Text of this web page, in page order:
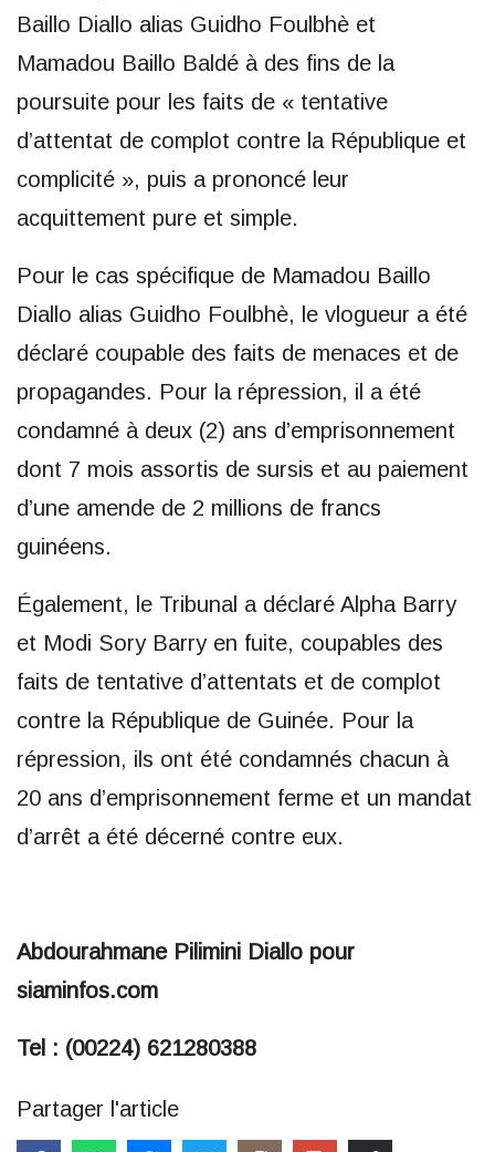
Baillo Diallo alias Guidho Foulbhè et
Mamadou Baillo Baldé à des fins de la
poursuite pour les faits de « tentative
d’attentat de complot contre la République et
complicité », puis a prononcé leur
acquittement pure et simple.
Pour le cas spécifique de Mamadou Baillo
Diallo alias Guidho Foulbhè, le vlogueur a été
déclaré coupable des faits de menaces et de
propagandes. Pour la répression, il a été
condamné à deux (2) ans d’emprisonnement
dont 7 mois assortis de sursis et au paiement
d’une amende de 2 millions de francs
guinéens.
Également, le Tribunal a déclaré Alpha Barry
et Modi Sory Barry en fuite, coupables des
faits de tentative d’attentats et de complot
contre la République de Guinée. Pour la
répression, ils ont été condamnés chacun à
20 ans d’emprisonnement ferme et un mandat
d’arrêt a été décerné contre eux.
Abdourahmane Pilimini Diallo pour
siaminfos.com
Tel : (00224) 621280388
Partager l'article